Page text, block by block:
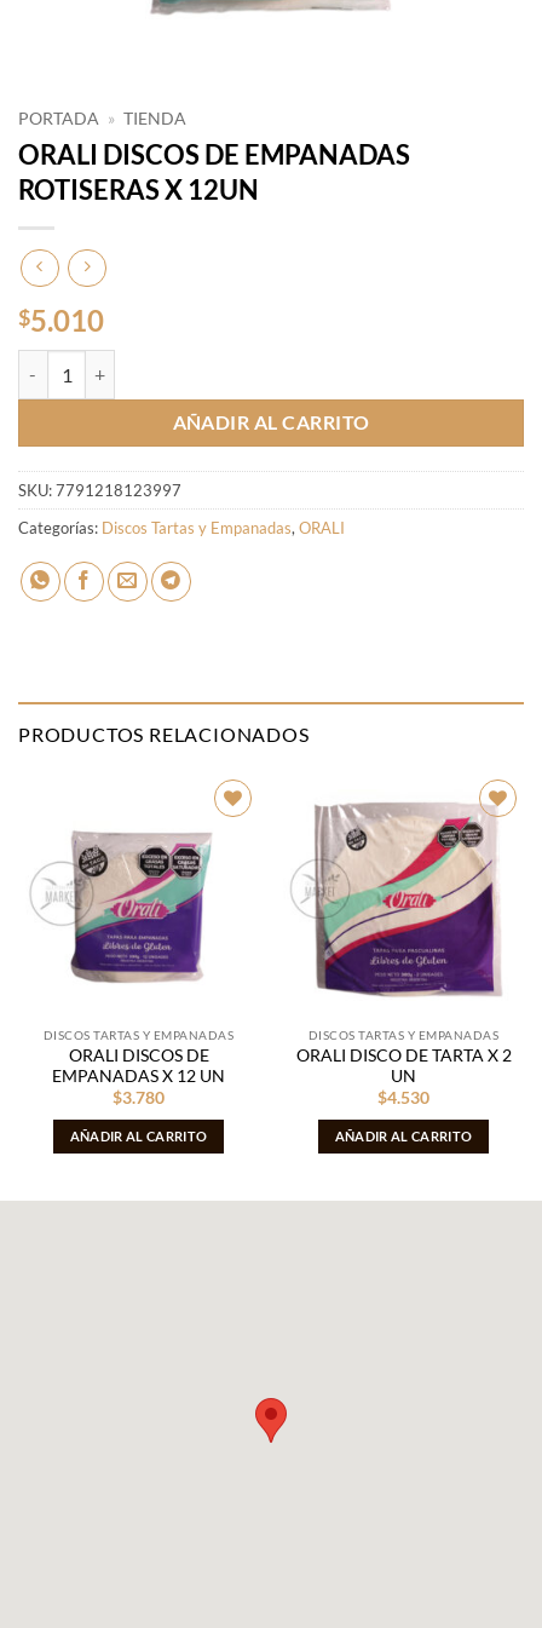
PORTADA » TIENDA
ORALI DISCOS DE EMPANADAS
ROTISERAS X 12UN
$5.010
AÑADIR AL CARRITO
SKU:7791218123997
Categorías: Discos Tartas y Empanadas,ORALI
PRODUCTOS RELACIONADOS
Añadir
lista de
deseos
DISCOS TARTAS Y EMPANADAS
ORALI DISCOS DE
EMPANADAS X 12 UN
$3.780
AÑADIR AL CARRITO
Añadir
a la
lista de
deseos
DISCOS TARTAS Y EMPANADAS
ORALI DISCO DE TARTA X 2
UN
$4.530
AÑADIR AL CARRITO